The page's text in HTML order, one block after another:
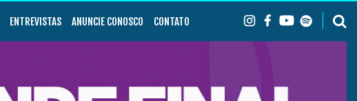
ENTREVISTAS ANUNCIE CONOSCO CONTATO